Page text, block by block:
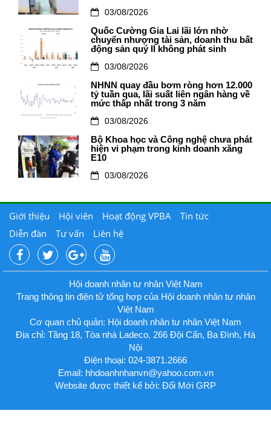
03/08/2026
Quốc Cường Gia Lai lãi lớn nhờ
chuyển nhượng tài sản, doanh thu bất
động sản quý II không phát sinh
03/08/2026
NHNN quay đầu bơm ròng hơn 12.000
tỷ tuần qua, lãi suất liên ngân hàng về
mức thấp nhất trong 3 năm
03/08/2026
Bộ Khoa học và Công nghệ chưa phát
hiện vi phạm trong kinh doanh xăng
E10
03/08/2026
Giới thiệu Hội viên Hoạt động VPBA
Tin tức
Diễn đàn
Tư vấn Liên hệ
Hội doanh nhân tư nhân Việt Nam
Trang thông tin điện tử tổng hợp của Hội doanh nhân tư nhân
Việt Nam
Cơ quan chủ quản: Hội doanh nhân tư nhân Việt Nam
Địa chỉ: Tầng 18, Tòa nhà Ladeco, 266 Đội Cấn, Ba Đình, Hà
Nội
Điện thoại: 024-3871.2666
Email: hhdoanhnhanvn@yahoo.com.vn
Website được thiết kế bởi: Đổi Mới GRP